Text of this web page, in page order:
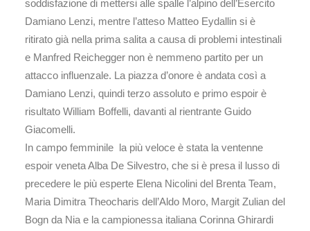
soddisfazione di mettersi alle spalle l’alpino dell’Esercito
Damiano Lenzi, mentre l’atteso Matteo Eydallin si è
ritirato già nella prima salita a causa di problemi intestinali
e Manfred Reichegger non è nemmeno partito per un
attacco influenzale. La piazza d’onore è andata così a
Damiano Lenzi, quindi terzo assoluto e primo espoir è
risultato William Boffelli, davanti al rientrante Guido
Giacomelli.
In campo femminile la più veloce è stata la ventenne
espoir veneta Alba De Silvestro, che si è presa il lusso di
precedere le più esperte Elena Nicolini del Brenta Team,
Maria Dimitra Theocharis dell’Aldo Moro, Margit Zulian del
Bogn da Nia e la campionessa italiana Corinna Ghirardi